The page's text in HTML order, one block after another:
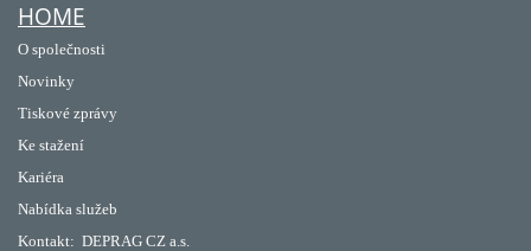
HOME
O společnosti
Novinky
Tiskové zprávy
Ke stažení
Kariéra
Nabídka služeb
Kontakt: DEPRAG CZ a.s.